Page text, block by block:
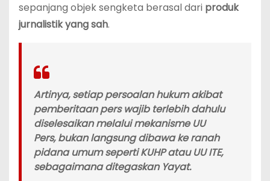
sepanjang objek sengketa berasal dari produk
jurnalistik yang sah.
Artinya, setiap persoalan hukum akibat
pemberitaan perswajib terlebih dahulu
diselesaikan melalui mekanisme UU
Pers, bukan langsung dibawa ke ranah
pidana umum seperti KUHP atau UU ITE,
sebagaimana ditegaskan Yayat.